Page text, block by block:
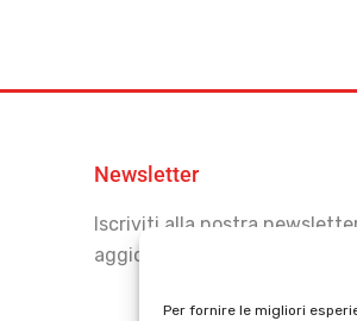
Per fornire le migliori
Newsletter
Iscriviti alla nostra
aggiornato